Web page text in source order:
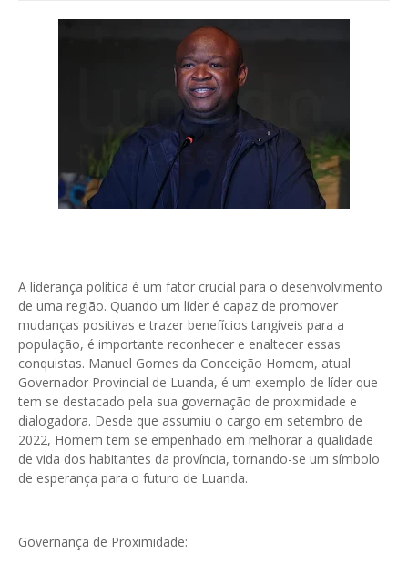
A liderança política é um fator crucial para o desenvolvimento
de uma região. Quando um líder é capaz de promover
mudanças positivas e trazer benefícios tangíveis para a
população, é importante reconhecer e enaltecer essas
conquistas. Manuel Gomes da Conceição Homem, atual
Governador Provincial de Luanda, é um exemplo de líder que
tem se destacado pela sua governação de proximidade e
dialogadora. Desde que assumiu o cargo em setembro de
2022, Homem tem se empenhado em melhorar a qualidade
de vida dos habitantes da província, tornando-se um símbolo
de esperança para o futuro de Luanda.
Governança de Proximidade: